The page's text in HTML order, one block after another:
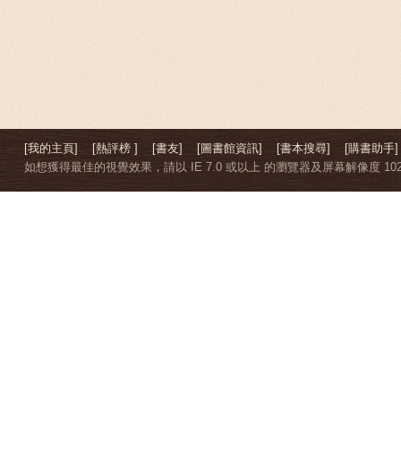
[我的主頁] [熱評榜 ] [書友] [圖書館資訊] [書本搜尋]
[購書助手]
如想獲得最佳的視覺效果，請以 IE 7.0 或以上 的瀏覽器及屏幕解像度